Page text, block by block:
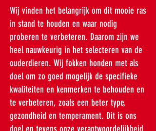
Wij vinden het belangrijk om dit mooie ras
in stand te houden en waar nodig
proberen te verbeteren. Daarom zijn we
heel nauwkeurig in het selecteren van de
ouderdieren. Wij fokken honden met als
doel om zo goed mogelijk de specifieke
kwaliteiten en kenmerken te behouden en
te verbeteren, zoals een beter type,
gezondheid en temperament. Dit is ons